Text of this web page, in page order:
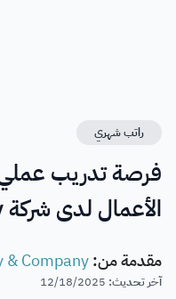
راتب شهري
فرصة تدريب
الأعمال لدى شركة McKinsey
مقدمة من:
& Company
آخر تحديث:
12/18/2025